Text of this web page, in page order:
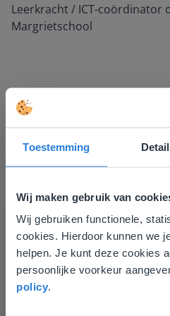
Toestemming
Wij maken gebruik van
Wij gebruiken functionele,
cookies. Hierdoor kunnen we
helpen. Je kunt deze cookies
persoonlijke voorkeur
policy.
Leerkracht / ICT-coördinator
Margrietschool
Ontdek
Groep 8, Blok 9,
Deze website
overeen met je
Gezien je locatie, denken
liever naar de website